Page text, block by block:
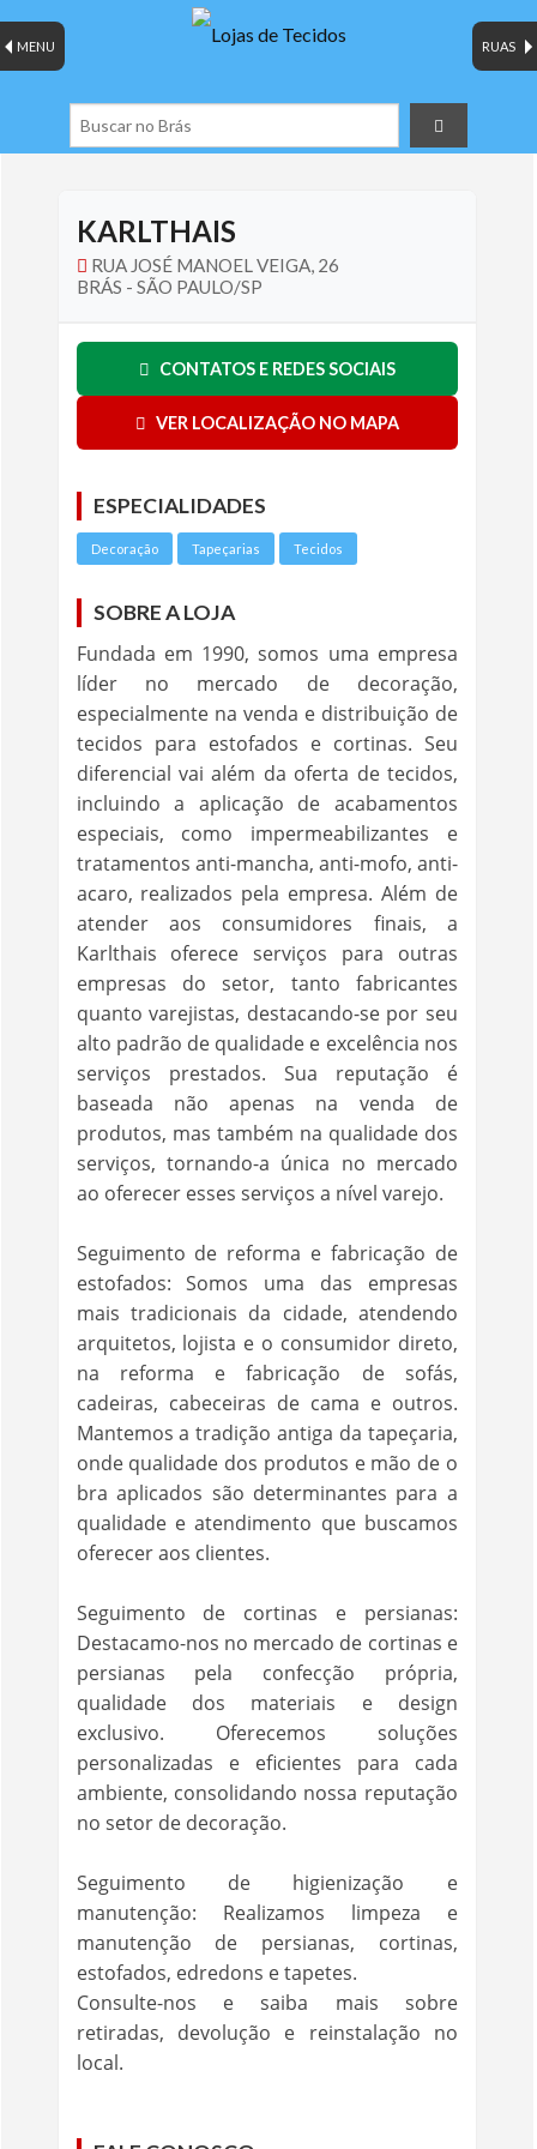
RUAS
MENU
KARLTHAIS
RUA JOSÉ MANOEL VEIGA, 26
BRÁS - SÃO PAULO/SP
CONTATOS E REDES SOCIAIS
VER LOCALIZAÇÃO NO MAPA
ESPECIALIDADES
Decoração Tapeçarias Tecidos
SOBRE A LOJA
Fundada em 1990, somos uma empresa
líder no mercado de decoração,
especialmente na venda e distribuição de
tecidos para estofados e cortinas. Seu
diferencial vai além da oferta de tecidos,
incluindo a aplicação de acabamentos
especiais, como impermeabilizantes e
tratamentos anti-mancha, anti-mofo, anti-
acaro, realizados pela empresa. Além de
atender aos consumidores finais, a
Karlthais oferece serviços para outras
empresas do setor, tanto fabricantes
quanto varejistas, destacando-se por seu
alto padrão de qualidade e excelência nos
serviços prestados. Sua reputação é
baseada não apenas na venda de
produtos, mas também na qualidade dos
serviços, tornando-a única no mercado
ao oferecer esses serviços a nível varejo.
Seguimento de reforma e fabricação de
estofados: Somos uma das empresas
mais tradicionais da cidade, atendendo
arquitetos, lojista e o consumidor direto,
na reforma e fabricação de sofás,
cadeiras, cabeceiras de cama e outros.
Mantemos a tradição antiga da tapeçaria,
onde qualidade dos produtos e mão de o
bra aplicados são determinantes para a
qualidade e atendimento que buscamos
oferecer aos clientes.
Seguimento de cortinas e persianas:
Destacamo-nos no mercado de cortinas e
persianas pela confecção própria,
qualidade dos materiais e design
exclusivo. Oferecemos soluções
personalizadas e eficientes para cada
ambiente, consolidando nossa reputação
no setor de decoração.
Seguimento de higienização e
manutenção: Realizamos limpeza e
manutenção de persianas, cortinas,
estofados, edredons e tapetes.
Consulte-nos e saiba mais sobre
retiradas, devolução e reinstalação no
local.